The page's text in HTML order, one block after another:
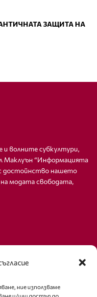
ние използваме
и/или достъп до
ЗАЩИТА НА
волните субкултури,
Маклуън “Информацията
с достойнство нашето
модата свободата,